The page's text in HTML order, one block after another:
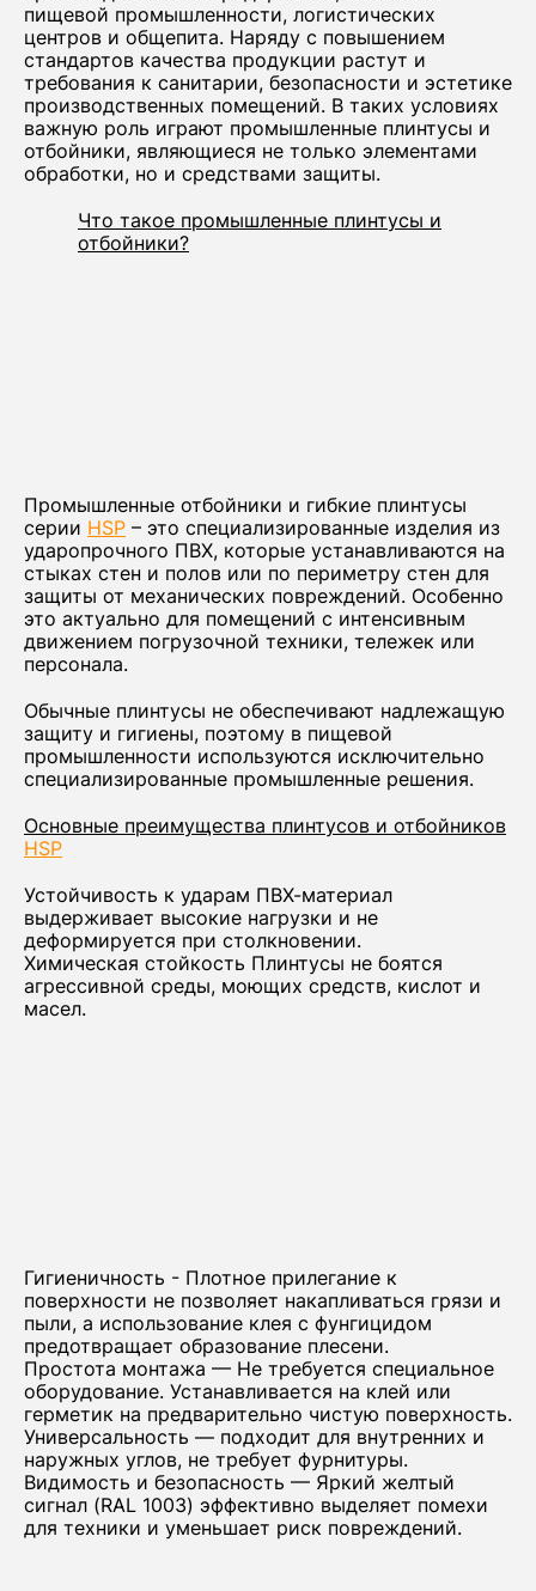
пищевой промышленности, логистических
центров и общепита. Наряду с повышением
стандартов качества продукции растут и
требования к санитарии, безопасности и эстетике
производственных помещений. В таких условиях
важную роль играют промышленные плинтусы и
отбойники, являющиеся не только элементами
обработки, но и средствами защиты.
Что такое промышленные плинтусы и
отбойники?
Промышленные отбойники и гибкие плинтусы
серии HSP – это специализированные изделия из
ударопрочного ПВХ, которые устанавливаются на
стыках стен и полов или по периметру стен для
защиты от механических повреждений. Особенно
это актуально для помещений с интенсивным
движением погрузочной техники, тележек или
персонала.
Обычные плинтусы не обеспечивают надлежащую
защиту и гигиены, поэтому в пищевой
промышленности используются исключительно
специализированные промышленные решения.
Основные преимущества плинтусов и отбойников
HSP
Устойчивость к ударам ПВХ-материал
выдерживает высокие нагрузки и не
деформируется при столкновении.
Химическая стойкость Плинтусы не боятся
агрессивной среды, моющих средств, кислот и
масел.
Гигиеничность - Плотное прилегание к
поверхности не позволяет накапливаться грязи и
пыли, а использование клея с фунгицидом
предотвращает образование плесени.
Простота монтажа — Не требуется специальное
оборудование. Устанавливается на клей или
герметик на предварительно чистую поверхность.
Универсальность — подходит для внутренних и
наружных углов, не требует фурнитуры.
Видимость и безопасность — Яркий желтый
сигнал (RAL 1003) эффективно выделяет помехи
для техники и уменьшает риск повреждений.